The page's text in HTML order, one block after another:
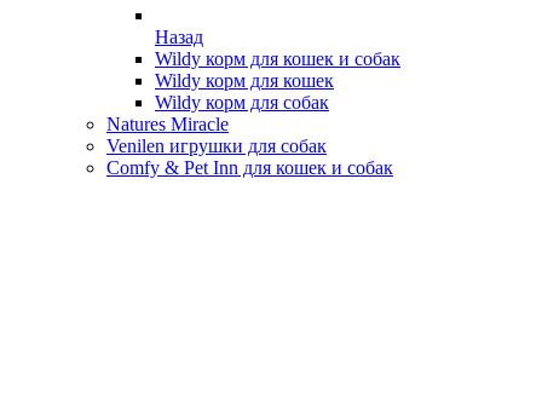
Назад
Wildy корм для кошек и собак
Wildy корм для кошек
Wildy корм для собак
Natures Miracle
Venilen игрушки для собак
Comfy & Pet Inn для кошек и собак